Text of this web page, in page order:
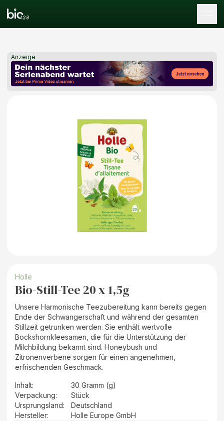
Anzeige
Holle
Bio-Still-Tee 20 x 1,5g
Unsere Harmonische Teezubereitung kann bereits gegen
Ende der Schwangerschaft und während der gesamten
Stillzeit getrunken werden. Sie enthält wertvolle
Bockshornkleesamen, die für die Unterstützung der
Milchbildung bekannt sind. Honeybush und
Zitronenverbene sorgen für einen angenehmen,
erfrischenden Geschmack.
Inhalt:
30 Gramm (g)
Verpackung:
Stück
Ursprungsland:
Deutschland
Hersteller: Holle Europe GmbH